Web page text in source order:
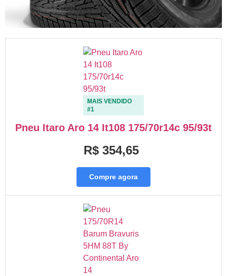
MAIS VENDIDO
#1
Pneu Itaro Aro 14 It108 175/70r14c 95/93t
R$ 354,65
Compre agora